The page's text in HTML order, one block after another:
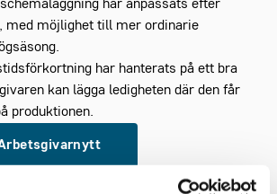
har anpassats efter
med möjlighet till mer ordinarie
har hanterats på ett bra
kan lägga ledigheten där den får
produktionen.